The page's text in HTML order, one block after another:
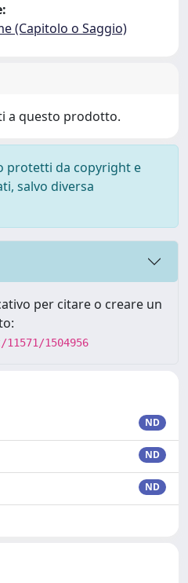
(Capitolo o Saggio)
a questo prodotto.
protetti da copyright e
salvo diversa
per citare o creare un
1504956
ND
ND
ND